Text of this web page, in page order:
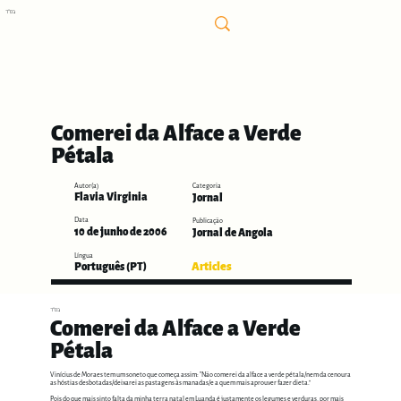
בס"ד
Comerei da Alface a Verde
Pétala
Autor(a)
Flavia Virginia
Data
10 de junho de 2006
Língua
Português (PT)
Categoria
Jornal
Publicação
Jornal de Angola
Articles
בס"ד
Comerei da Alface a Verde
Pétala
Vinícius de Moraes tem um soneto que começa assim: “Não comerei da alface a verde pétala/nem da cenoura
as hóstias desbotadas/deixarei as pastagens às manadas/e a quem mais aprouver fazer dieta."
Pois do que mais sinto falta da minha terra natal em Luanda é justamente os legumes e verduras, por mais